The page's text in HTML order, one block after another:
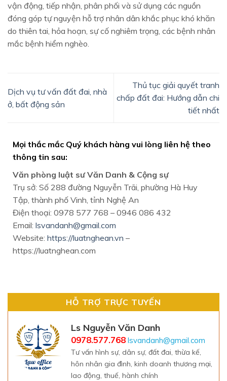
vận động, tiếp nhận, phân phối và sử dụng các nguồn
đóng góp tự nguyện hỗ trợ nhân dân khắc phục khó khăn
do thiên tai, hỏa hoạn, sự cố nghiêm trọng, các bệnh nhân
mắc bệnh hiểm nghèo.
Dịch vụ tư vấn đất đai, nhà
ở, bất động sản
Thủ tục giải quyết tranh
chấp đất đai: Hướng dẫn chi
tiết nhất
Mọi thắc mắc Quý khách hàng vui lòng liên hệ theo
thông tin sau:
Văn phòng luật sư Văn Danh & Cộng sự
Trụ sở: Số 288 đường Nguyễn Trãi, phường Hà Huy
Tập, thành phố Vinh, tỉnh Nghệ An
Điện thoại: 0978 577 768 – 0946 086 432
Email: lsvandanh@gmail.com
Website: https://luatnghean.vn –
https://luatnghean.com
HỖ TRỢ TRỰC TUYẾN
Ls Nguyễn Văn Danh
0978.577.768 lsvandanh@gmail.com
Tư vấn hình sự, dân sự, đất đai, thừa kế,
hôn nhân gia đình, kinh doanh thương mại,
lao động, thuế, hành chính